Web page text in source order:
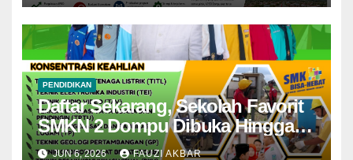
PENDIDIKAN
Daftar Sekarang, Sekolah Favorit
SMKN 2 Dompu Dibuka Hingga
Akhir Juni
JUN 6, 2026 FAUZI AKBAR